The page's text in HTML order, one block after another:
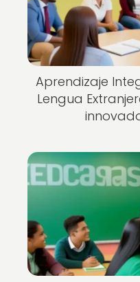
Aprendizaje
Lengua